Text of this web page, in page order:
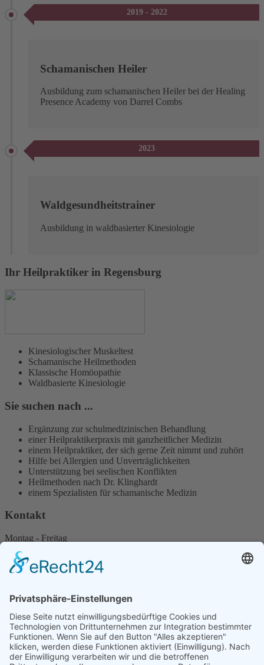
2019 - 2022
Schamanischen Heiler
Ausbildung zum schamanischen Heiler bei der Healing
Presence Academy von Darrel Combs
2023
Waldgesundheitstrainer
Ausbildung in waldbasierter Kinesiologie
Ihr Heilpraktiker in Regensburg
Kinesiologischer Muskeltest
Schamanische Heilmethoden
Klassische Homöopathie
Waldbasierte Kinesiologie
Sie suchen nach ...
Ergänzung zur schulmedizinischen Behandlung
einer Heilpraktikerpraxis mit ganzheitlicher Medizin
einem Heilpraktiker, der sich gerne Zeit nimmt und zuhört
Hilfe bei Allergien und Unverträglichkeiten
Unterstützung bei seelischen Konflikten
Heilmethoden nach Dr. Klinghardt
einem Spezialisten für schamanische Medizin
Kontakt
Montag - Freitag
Am Litzelbach 3
93083 Obertraubling / Piesenkofen
+49 176 45787061
info@naturheilpraxis-ruppaner.de
Start
Impressum